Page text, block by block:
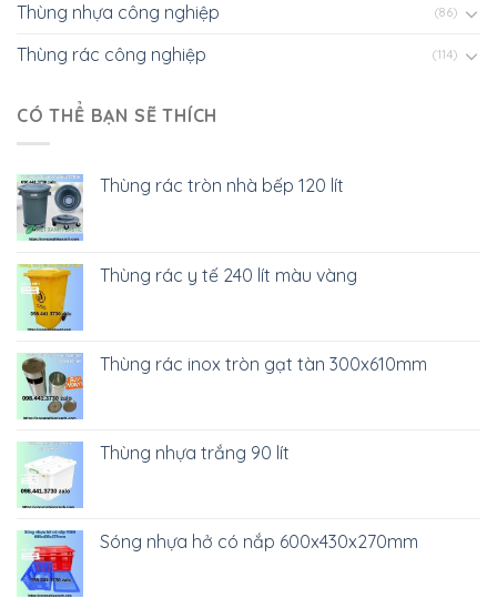
Thùng nhựa công nghiệp (86)
Thùng rác công nghiệp (114)
CÓ THỂ BẠN SẼ THÍCH
Thùng rác tròn nhà bếp 120 lít
Thùng rác y tế 240 lít màu vàng
Thùng rác inox tròn gạt tàn 300x610mm
Thùng nhựa trắng 90 lít
Sóng nhựa hở có nắp 600x430x270mm